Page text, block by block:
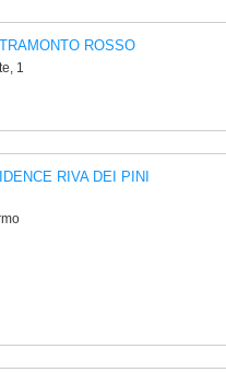
ROSSO
1
RIVA DEI PINI